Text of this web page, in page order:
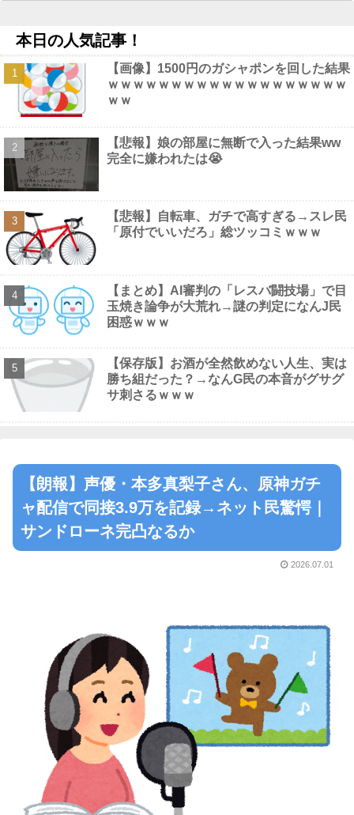
【勝利の女神:NIKKE】ねんどろいど「アリス」【本日発売】他
NEW!
【動画】 三上悠亜さん、乳首ポロリしたまま平常心を装うｗｗｗ
ｗｗｗ NEW!
全国知事会「外国人は日本人と同じ生活者で、地域の担い手。多
文化共生の実現に国が責任を持って取り組むよう強く要請する」他
人体実験や拷問にまつわる、ガチで怖い話を教えてくれ他 NEW!
【動画】 配信女子さん、飼い猫にお○ぱいを晒されるハプニング
ｗｗｗｗｗｗ
NEW!
【画像】 風俗店のホームページ、見るだけでボッ起してしまうと
話題にｗｗｗｗｗｗ
NEW!
Powered by livedoor 相互RSS
本日の人気記事！
【画像】1500円のガシャポンを回した結果
ｗｗｗｗｗｗｗｗｗｗｗｗｗｗｗｗｗｗｗ
ｗｗ
【悲報】娘の部屋に無断で入った結果ww
完全に嫌われたは😭
【悲報】自転車、ガチで高すぎる→スレ民
「原付でいいだろ」総ツッコミｗｗｗ
【まとめ】AI審判の「レスバ闘技場」で目
玉焼き論争が大荒れ→謎の判定になんJ民
困惑ｗｗｗ
【保存版】お酒が全然飲めない人生、実は
勝ち組だった？→なんG民の本音がグサグ
サ刺さるｗｗｗ
【朗報】声優・本多真梨子さん、原神ガチ
ャ配信で同接3.9万を記録→ネット民驚愕｜
サンドローネ完凸なるか
2026.07.01